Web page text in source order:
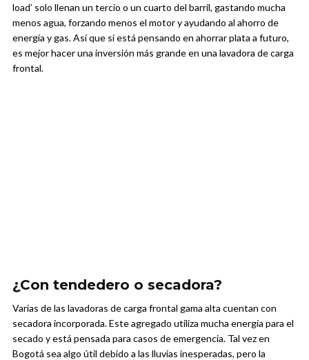
load’ solo llenan un tercio o un cuarto del barril, gastando mucha
menos agua, forzando menos el motor y ayudando al ahorro de
energía y gas. Así que si está pensando en ahorrar plata a futuro,
es mejor hacer una inversión más grande en una lavadora de carga
frontal.
¿Con tendedero o secadora?
Varias de las lavadoras de carga frontal gama alta cuentan con
secadora incorporada. Este agregado utiliza mucha energía para el
secado y está pensada para casos de emergencia. Tal vez en
Bogotá sea algo útil debido a las lluvias inesperadas, pero la